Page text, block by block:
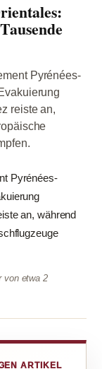
Pyrénées-
reiste an,
Pyrénées-
an, während
von etwa 2
ARTIKEL